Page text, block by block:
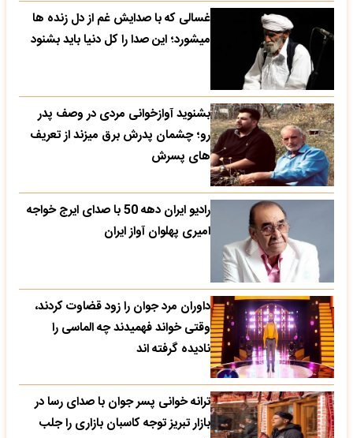
غسالی که با صدایش غم از دل زنده ها
میشورد؛ این صدا را کل دنیا باید بشنود
بشنوید آوازخوانی مردی در وصف پدر
رو؛ چشمان پدرش برق میزند از تعریف
های پسرش
رادیو ایران دهه 50 با صدای ایرج خواجه
امیری پهلوان آواز ایران
داوران مرد جوان را زود قضاوت کردند،
وقتی خواند فهمیدند چه الماسی را
نادیده گرفته اند
ترانه خوانی پسر جوان با صدای رسا در
بازار تبریز توجه کاسبان بازاری را جلب